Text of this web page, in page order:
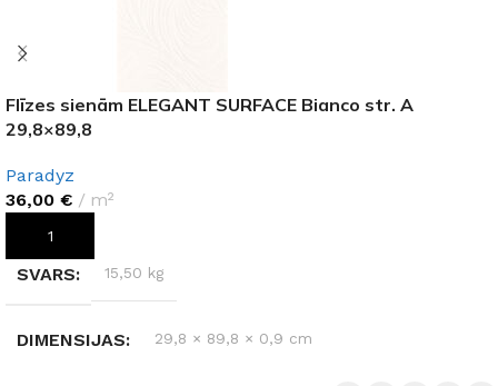
Flīzes sienām ELEGANT SURFACE Bianco str. A
29,8×89,8
Paradyz
36,00 € m²
PIEVIENOT GROZAM
SVARS 15,50 kg
DIMENSIJAS 29,8 × 89,8 × 0,9 cm